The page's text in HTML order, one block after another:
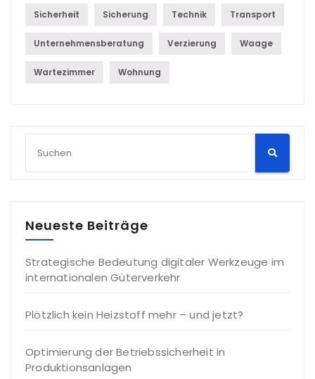
Sicherheit Sicherung Technik Transport
Unternehmensberatung Verzierung Waage
Wartezimmer Wohnung
Neueste Beiträge
Strategische Bedeutung digitaler Werkzeuge im
internationalen Güterverkehr
Plötzlich kein Heizstoff mehr – und jetzt?
Optimierung der Betriebssicherheit in
Produktionsanlagen